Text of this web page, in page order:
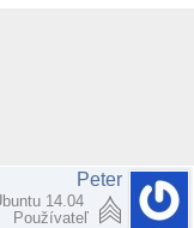
Peter
14.04
Používateľ